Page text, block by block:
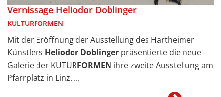
Vernissage Heliodor Doblinger
KULTURFORMEN
Mit der Eröffnung der Ausstellung des Hartheimer
Künstlers Heliodor Doblinger präsentierte die neue
Galerie der KUTURFORMEN ihre zweite Ausstellung am
Pfarrplatz in Linz. ...